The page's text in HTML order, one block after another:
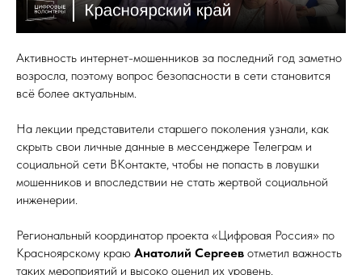
Активность интернет-мошенников за последний год заметно
возросла, поэтому вопрос безопасности в сети становится
всё более актуальным.
На лекции представители старшего поколения узнали, как
скрыть свои личные данные в мессенджере Телеграм и
социальной сети ВКонтакте, чтобы не попасть в ловушки
мошенников и впоследствии не стать жертвой социальной
инженерии.
Региональный координатор проекта «Цифровая Россия» по
Красноярскому краю Анатолий Сергеев отметил важность
таких мероприятий и высоко оценил их уровень.